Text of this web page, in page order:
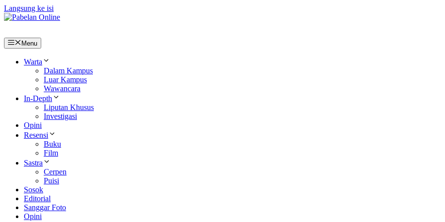
Langsung ke isi
Menu
Warta
Dalam Kampus
Luar Kampus
Wawancara
In-Depth
Liputan Khusus
Investigasi
Opini
Resensi
Buku
Film
Sastra
Cerpen
Puisi
Sosok
Editorial
Sanggar Foto
Opini